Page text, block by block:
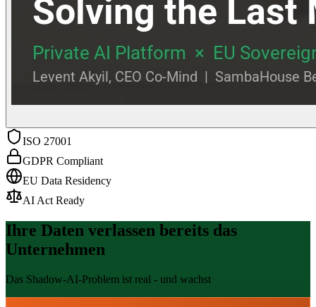
ISO 27001
GDPR Compliant
EU Data Residency
AI Act Ready
Ihre Daten verlassen bereits das
Unternehmen
Das Shadow-AI-Problem ist real - und wachst